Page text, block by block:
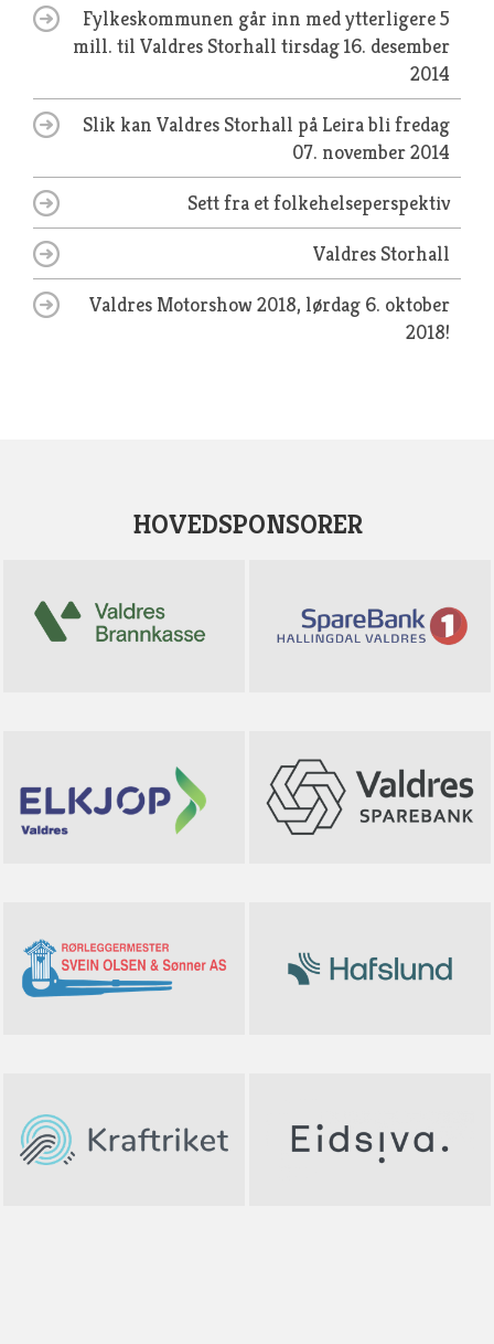
Fylkeskommunen går inn med ytterligere 5
mill. til Valdres Storhall tirsdag 16. desember
2014
Slik kan Valdres Storhall på Leira blifredag
07. november 2014
Sett fra et folkehelseperspektiv
Valdres Storhall
Valdres Motorshow 2018, lørdag 6. oktober
2018!
HOVEDSPONSORER